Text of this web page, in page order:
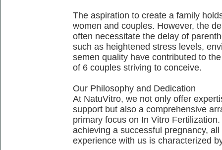
The aspiration to create a family
women and couples. However, the
often necessitate the delay of
such as heightened stress levels,
semen quality have contributed to
of 6 couples striving to conceive.
Our Philosophy and Dedication
At NatuVitro, we not only offer
support but also a comprehensive
primary focus on In Vitro
achieving a successful pregnancy,
experience with us is characterized